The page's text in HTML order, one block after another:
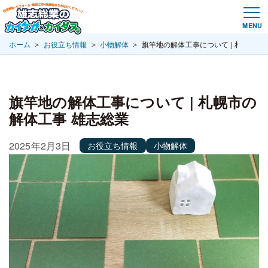
ホーム ＞ お役立ち情報 ＞ 小物解体 ＞ 旗竿地の解体工事について | 札幌市の
旗竿地の解体工事について | 札幌市の
解体工事 雄志総業
2025年2月3日 お役立ち情報 小物解体